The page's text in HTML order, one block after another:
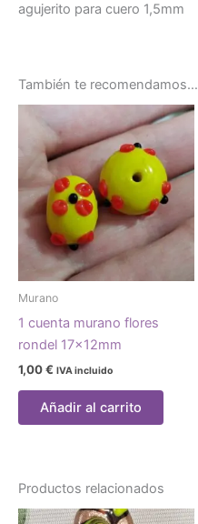
agujerito para cuero 1,5mm
También te recomendamos…
Murano
1 cuenta murano flores
rondel 17x12mm
1,00€ IVA incluido
Añadir al carrito
Productos relacionados